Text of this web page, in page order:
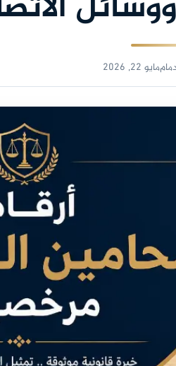
مايو 22, 2026